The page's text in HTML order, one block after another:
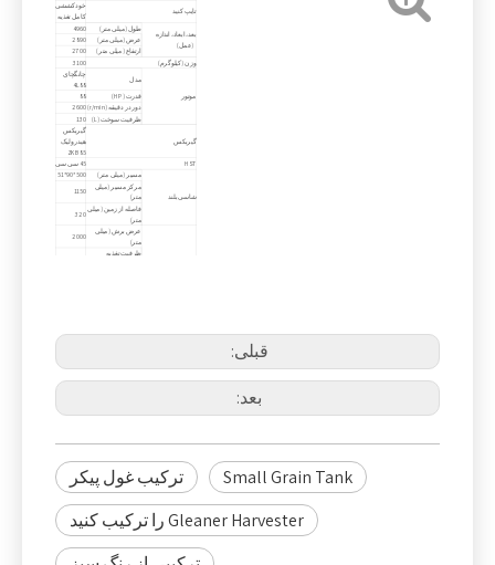
تایپ کنید
خودکششی
کامل تغذیه
بعد، ابعاد، اندازه
(عمل)
طول (میلی متر)
4960
عرض (میلی متر)
2890
ارتفاع (میلی متر)
2700
وزن (کیلوگرم)
3100
موتور
مدل
چانگچای
4L88
قدرت (HP)
88
دور در دقیقه (r/min)
2600
ظرفیت سوخت (L)
130
گیربکس
گیربکس
هیدرولیک
ZKB85
HST
45 سی سی
شاسی بلند
مسیر (میلی متر)
500*90*51
مرکز مسیر (میلی
متر)
1150
فاصله از زمین (میلی
متر)
320
عرض برش (میلی
متر)
2000
ظرفیت تغذیه
نوع فیلتر
راندمان کاری (هکتار در ساعت)
0.37-0.66
کلزا، سویا
قبلی:
بعد:
ترکیب غول پیکر
Small Grain Tank
Gleaner Harvester را ترکیب کنید